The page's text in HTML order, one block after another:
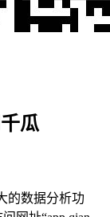
瓜
的数据分析功